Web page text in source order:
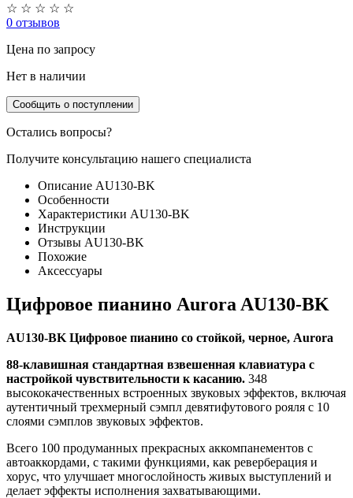
☆ ☆ ☆ ☆ ☆
0 отзывов
Цена по запросу
Нет в наличии
Сообщить о поступлении
Остались вопросы?
Получите консультацию нашего специалиста
Описание AU130-BK
Особенности
Характеристики AU130-BK
Инструкции
Отзывы AU130-BK
Похожие
Аксессуары
Цифровое пианино Aurora AU130-BK
AU130-BK Цифровое пианино со стойкой, черное, Aurora
88-клавишная стандартная взвешенная клавиатура с
настройкой чувствительности к касанию. 348
высококачественных встроенных звуковых эффектов, включая
аутентичный трехмерный сэмпл девятифутового рояля с 10
слоями сэмплов звуковых эффектов.
Всего 100 продуманных прекрасных аккомпанементов с
автоаккордами, с такими функциями, как реверберация и
хорус, что улучшает многослойность живых выступлений и
делает эффекты исполнения захватывающими.